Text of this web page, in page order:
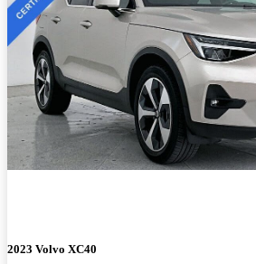
2023 Volvo XC40